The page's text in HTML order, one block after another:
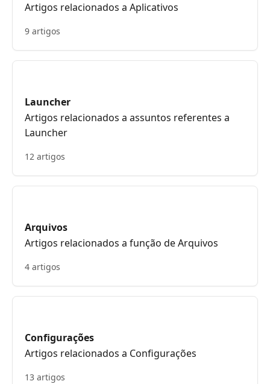
Artigos relacionados a Aplicativos
9 artigos
Launcher
Artigos relacionados a assuntos referentes a
Launcher
12 artigos
Arquivos
Artigos relacionados a função de Arquivos
4 artigos
Configurações
Artigos relacionados a Configurações
13 artigos